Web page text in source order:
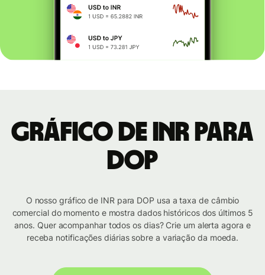
Gráfico de INR para
DOP
O nosso gráfico de INR para DOP usa a taxa de câmbio
comercial do momento e mostra dados históricos dos últimos 5
anos. Quer acompanhar todos os dias? Crie um alerta agora e
receba notificações diárias sobre a variação da moeda.